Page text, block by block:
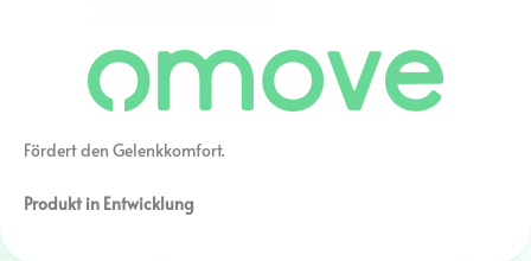
Fördert den Gelenkkomfort.
Produkt in Entwicklung